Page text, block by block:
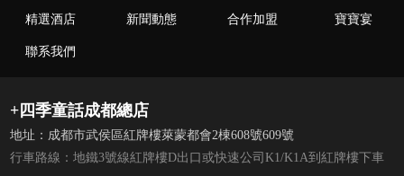
精選酒店 新聞動態 合作加盟 寶寶宴
聯系我們
+四季童話成都總店
地址：成都市武侯區紅牌樓萊蒙都會2棟608號609號
行車路線：地鐵3號線紅牌樓D出口或快速公司K1/K1A到紅牌樓下車